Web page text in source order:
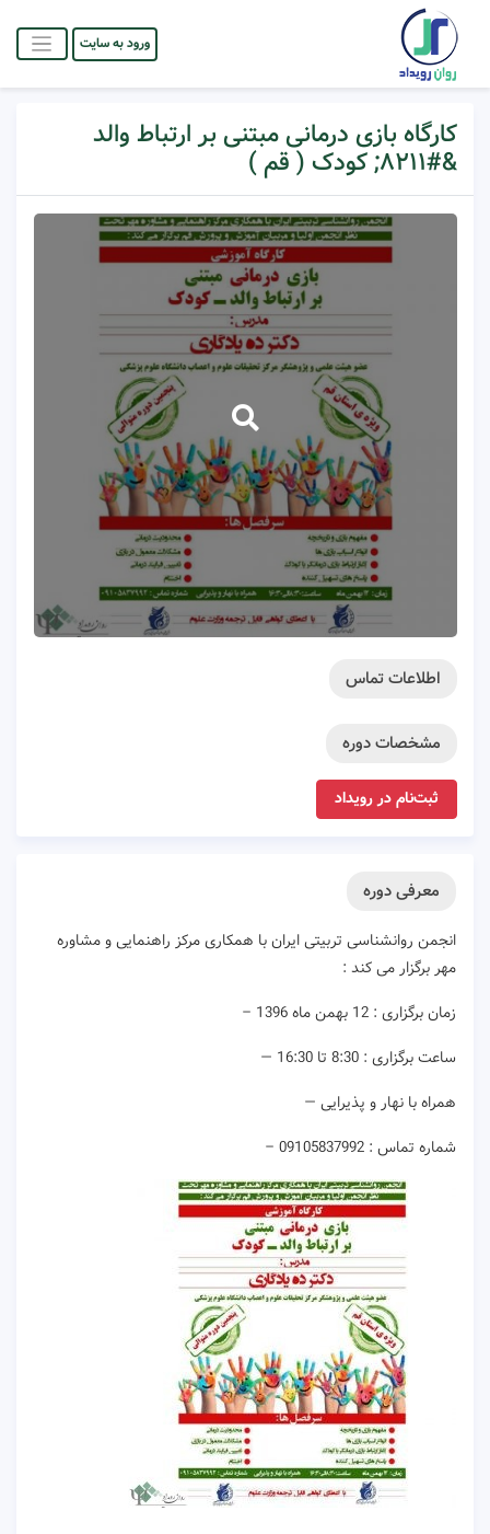
ورود به سایت
کارگاه بازی درمانی مبتنی بر ارتباط والد
&#۸۲۱۱; کودک ( قم )
اطلاعات تماس
مشخصات دوره
ثبت‌نام در رویداد
معرفی دوره
انجمن روانشناسی تربیتی ایران با همکاری مرکز راهنمایی و مشاوره
مهر برگزار می کند :
زمان برگزاری : 12 بهمن ماه 1396 –
ساعت برگزاری : 8:30 تا 16:30 —
همراه با نهار و پذیرایی —
شماره تماس : 09105837992 –